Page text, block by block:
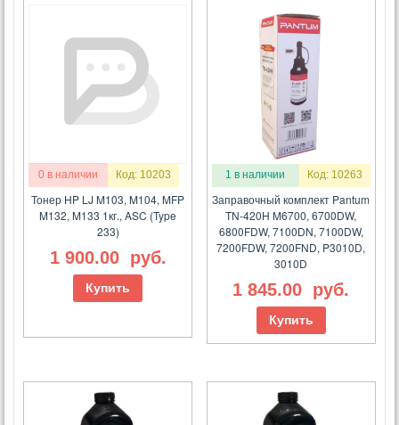
0 в наличии Код: 10203
Тонер HP LJ M103, M104, MFP
M132, M133 1кг., ASC (Type
233)
1 900.00 руб.
Купить
1 в наличии Код: 10263
Заправочный комплект Pantum
TN-420H M6700, 6700DW,
6800FDW, 7100DN, 7100DW,
7200FDW, 7200FND, P3010D,
3010D
1 845.00 руб.
Купить